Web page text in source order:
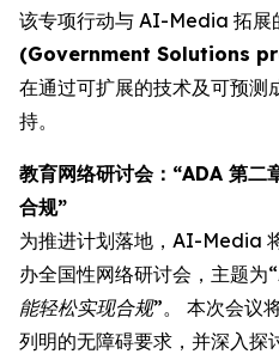
该专项行动与 AI-Media 拓展
(Government Solutions
在通过可扩展的技术及可预测
持。
教育网络研讨会：“ADA 第
合规”
为推进计划落地，AI-Media
办全国性网络研讨会，主题为
能轻松实现合规”。 本次会议
列明的无障碍要求，并深入探